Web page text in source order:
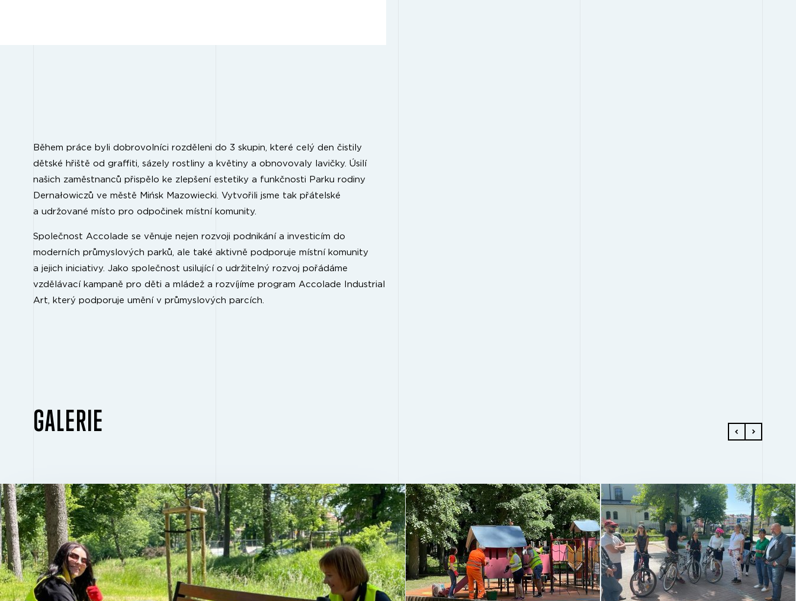
Během práce byli dobrovolníci rozděleni do 3 skupin, které celý den čistily
dětské hřiště od graffiti, sázely rostliny a květiny a obnovovaly lavičky. Úsilí
našich zaměstnanců přispělo ke zlepšení estetiky a funkčnosti Parku rodiny
Dernałowiczů ve městě Mińsk Mazowiecki. Vytvořili jsme tak přátelské
a udržované místo pro odpočinek místní komunity.
Společnost Accolade se věnuje nejen rozvoji podnikání a investicím do
moderních průmyslových parků, ale také aktivně podporuje místní komunity
a jejich iniciativy. Jako společnost usilující o udržitelný rozvoj pořádáme
vzdělávací kampaně pro děti a mládež a rozvíjíme program Accolade Industrial
Art, který podporuje umění v průmyslových parcích.
GALERIE